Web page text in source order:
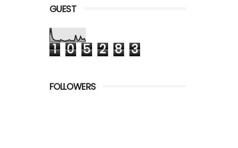
GUEST
1 0 5 2 8 3
FOLLOWERS